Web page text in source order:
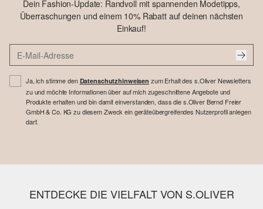
Dein Fashion-Update: Randvoll mit spannenden Modetipps,
Überraschungen und einem 10% Rabatt auf deinen nächsten
Einkauf!
Ja, ich stimme den Datenschutzhinweisen zum Erhalt des s.Oliver Newsletters
zu und möchte Informationen über auf mich zugeschnittene Angebote und
Produkte erhalten und bin damit einverstanden, dass die s.Oliver Bernd Freier
GmbH & Co. KG zu diesem Zweck ein geräteübergreifendes Nutzerprofil anlegen
darf.
ENTDECKE DIE VIELFALT VON S.OLIVER